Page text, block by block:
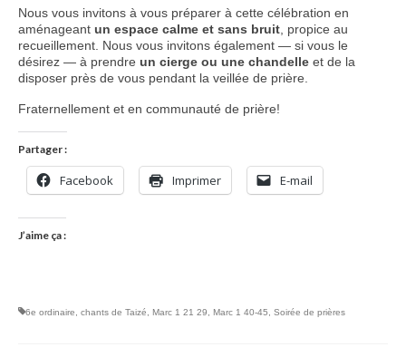
Nous vous invitons à vous préparer à cette célébration en
aménageant un espace calme et sans bruit , propice au
recueillement. Nous vous invitons également — si vous le
désirez — à prendre un cierge ou une chandelle et de la
disposer près de vous pendant la veillée de prière.
Fraternellement et en communauté de prière!
Partager :
Facebook Imprimer E-mail
J’aime ça :
6e ordinaire chants de Taizé Marc 1 21 29 Marc 1 40-45 Soirée de prières